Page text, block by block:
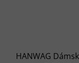
HANWAG